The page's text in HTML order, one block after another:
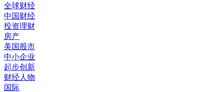
全球财经
中国财经
投资理财
房产
美国股市
中小企业
起步创新
财经人物
国际